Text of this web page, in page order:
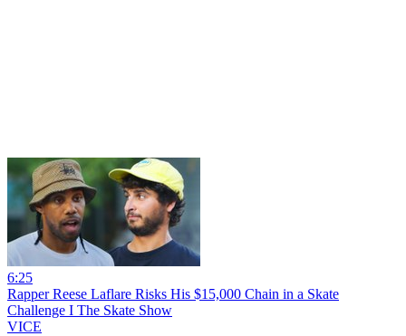
6:25
Rapper Reese Laflare Risks His $15,000 Chain in a Skate
Challenge I The Skate Show
VICE